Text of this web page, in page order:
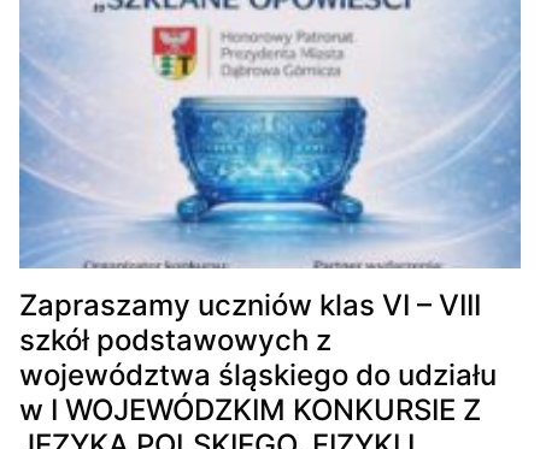
Zapraszamy uczniów klas VI – VIII
szkół podstawowych z
województwa śląskiego do udziału
w I WOJEWÓDZKIM KONKURSIE Z